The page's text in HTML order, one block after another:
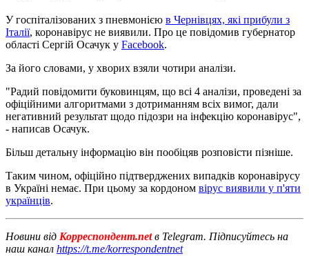
У госпіталізованих з пневмонією в Чернівцях, які прибули з
Італії, коронавірус не виявили. Про це повідомив губернатор
області Сергій Осачук у Facebook.
За його словами, у хворих взяли чотири аналізи.
"Радий повідомити буковинцям, що всі 4 аналізи, проведені за
офіційними алгоритмами з дотриманням всіх вимог, дали
негативний результат щодо підозри на інфекцію коронавірус",
- написав Осачук.
Більш детальну інформацію він пообіцяв розповісти пізніше.
Таким чином, офіційно підтверджених випадків коронавірусу
в Україні немає. При цьому за кордоном вірус виявили у п'яти
українців.
Новини від Корреспондент.netв Telegram. Підписуйтесь на
наш канал https://t.me/korrespondentnet